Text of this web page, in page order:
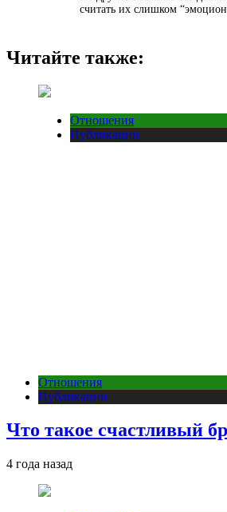
считать их слишком
Читайте также:
Отношения
Публикации
Отношения
Публикации
Что такое счастливый
4 года назад